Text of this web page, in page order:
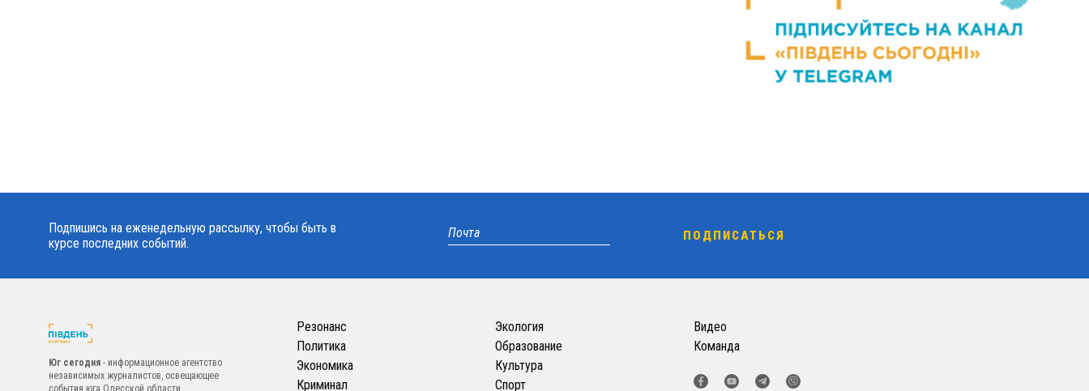
Подпишись на еженедельную рассылку, чтобы быть в
курсе последних событий.
Юг сегодня - информационное агентство
независимых журналистов, освещающее
события юга Одесской области.
Резонанс
Политика
Экономика
Криминал
Экология
Образование
Культура
Спорт
Видео
Команда